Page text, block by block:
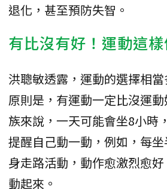
退化，甚至預防失智。
有比沒有好！運動這
洪聰敏透露，運動的選擇相
原則是，有運動一定比沒運
族來說，一天可能會坐8小時
提醒自己動一動，例如，每
身走路活動，動作愈激烈愈
動起來。